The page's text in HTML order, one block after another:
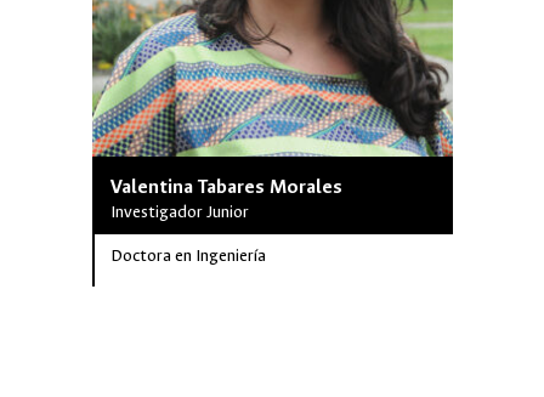
Valentina Tabares Morales
Investigador Junior
Doctora en Ingeniería